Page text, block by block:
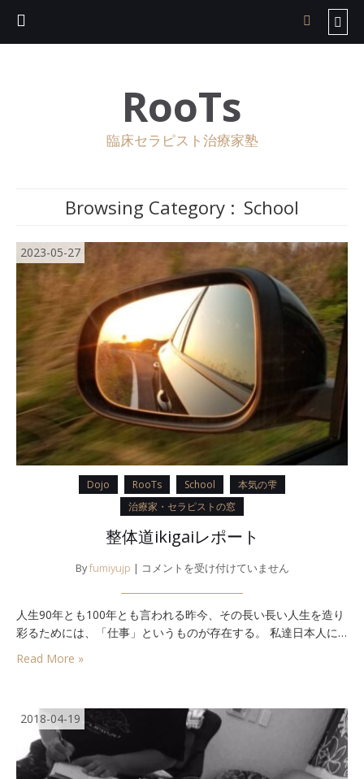
RooTs
臨床セラピスト治療家塾
Browsing Category : School
2023-05-27
Dojo RooTs School
本気の雫
治療家・セラピストの窓
整体道ikigaiレポート
Byfumiyujp | 整
ikigai
レ
コメントを受け付けていません
人生90年とも100年とも言われる昨今、その長い長い人生を造り
彩るためには、「仕事」というものが存在する。 私達日本人に…
Read More »
2018-04-19